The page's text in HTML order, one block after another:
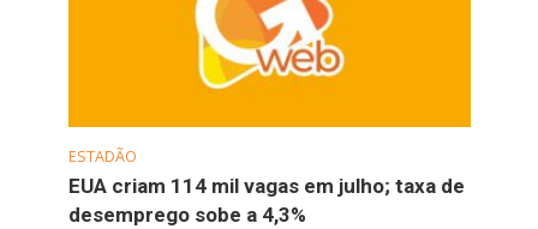
ESTADÃO
EUA criam 114 mil vagas em julho; taxa de
desemprego sobe a 4,3%